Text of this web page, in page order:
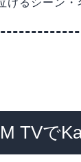
TVで